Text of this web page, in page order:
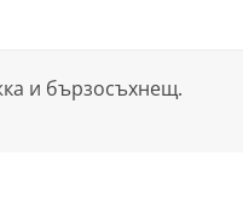
и бързосъхнещ.